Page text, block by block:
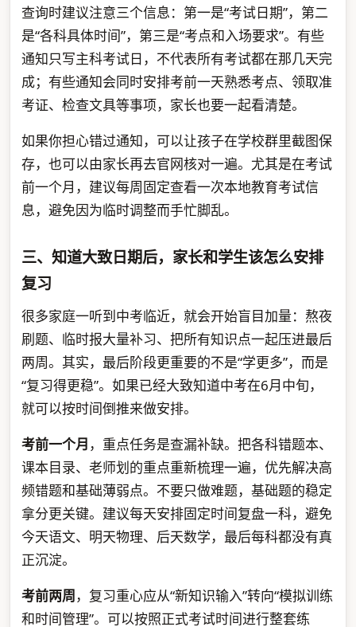
查询时建议注意三个信息：第一是“考试日期”，第二
是“各科具体时间”，第三是“考点和入场要求”。有些
通知只写主科考试日，不代表所有考试都在那几天完
成；有些通知会同时安排考前一天熟悉考点、领取准
考证、检查文具等事项，家长也要一起看清楚。
如果你担心错过通知，可以让孩子在学校群里截图保
存，也可以由家长再去官网核对一遍。尤其是在考试
前一个月，建议每周固定查看一次本地教育考试信
息，避免因为临时调整而手忙脚乱。
三、知道大致日期后，家长和学生该怎么安排
复习
很多家庭一听到中考临近，就会开始盲目加量：熬夜
刷题、临时报大量补习、把所有知识点一起压进最后
两周。其实，最后阶段更重要的不是“学更多”，而是
“复习得更稳”。如果已经大致知道中考在6月中旬，
就可以按时间倒推来做安排。
考前一个月 ，重点任务是查漏补缺。把各科错题本、
课本目录、老师划的重点重新梳理一遍，优先解决高
频错题和基础薄弱点。不要只做难题，基础题的稳定
拿分更关键。建议每天安排固定时间复盘一科，避免
今天语文、明天物理、后天数学，最后每科都没有真
正沉淀。
考前两周，复习重心应从“新知识输入”转向“模拟训练
和时间管理”。可以按照正式考试时间进行整套练